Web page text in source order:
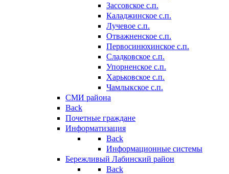
Зассовское с.п.
Каладжинское с.п.
Лучевое с.п.
Отважненское с.п.
Первосинюхинское с.п.
Сладковское с.п.
Упорненское с.п.
Харьковское с.п.
Чамлыкское с.п.
СМИ района
Back
Почетные граждане
Информатизация
Back
Информационные системы
Бережливый Лабинский район
Back